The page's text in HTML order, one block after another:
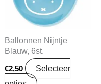
Ballonnen Nijntje
Blauw, 6st.
€2,50
Selecteer